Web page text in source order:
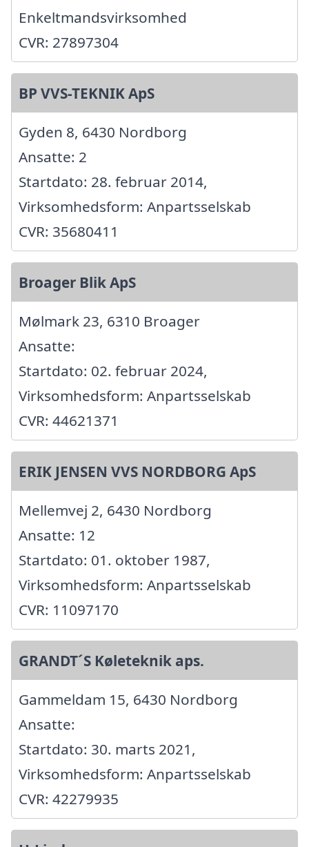
Enkeltmandsvirksomhed
CVR: 27897304
BP VVS-TEKNIK ApS
Gyden 8, 6430 Nordborg
Ansatte: 2
Startdato: 28. februar 2014,
Virksomhedsform: Anpartsselskab
CVR: 35680411
Broager Blik ApS
Mølmark 23, 6310 Broager
Ansatte:
Startdato: 02. februar 2024,
Virksomhedsform: Anpartsselskab
CVR: 44621371
ERIK JENSEN VVS NORDBORG ApS
Mellemvej 2, 6430 Nordborg
Ansatte: 12
Startdato: 01. oktober 1987,
Virksomhedsform: Anpartsselskab
CVR: 11097170
GRANDT´S Køleteknik aps.
Gammeldam 15, 6430 Nordborg
Ansatte:
Startdato: 30. marts 2021,
Virksomhedsform: Anpartsselskab
CVR: 42279935